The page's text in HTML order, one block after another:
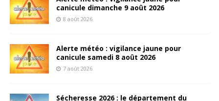
canicule dimanche 9 août 2026
8 août 2026
Alerte météo : vigilance jaune pour
canicule samedi 8 août 2026
7 août 2026
Sécheresse 2026 : le département du